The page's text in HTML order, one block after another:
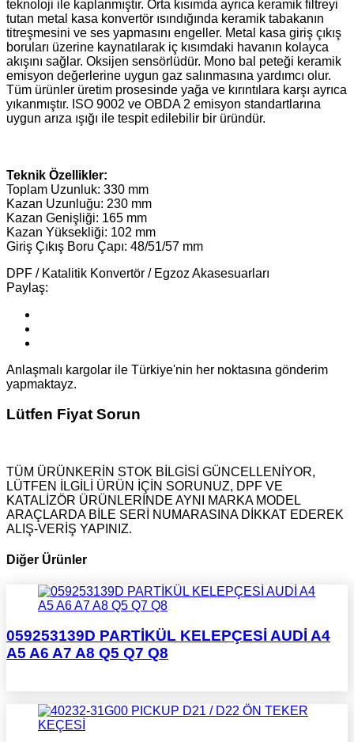
teknoloji ile kaplanmıştır. Orta kısımda ayrıca keramik filtreyi
tutan metal kasa konvertör ısındığında keramik tabakanın
titreşmesini ve ses yapmasını engeller. Metal kasa giriş çıkış
boruları üzerine kaynatılarak iç kısımdaki havanın kolayca
akışını sağlar. Oksijen sensörlüdür. Mono bal peteği keramik
emisyon değerlerine uygun gaz salınmasına yardımcı olur.
Tüm ürünler üretim prosesinde yağa ve kırıntılara karşı ayrıca
yıkanmıştır. ISO 9002 ve OBDA 2 emisyon standartlarına
uygun arıza ışığı ile tespit edilebilir bir üründür.
Teknik Özellikler:
Toplam Uzunluk: 330 mm
Kazan Uzunluğu: 230 mm
Kazan Genişliği: 165 mm
Kazan Yüksekliği: 102 mm
Giriş Çıkış Boru Çapı: 48/51/57 mm
DPF / Katalitik Konvertör / Egzoz Akasesuarları
Paylaş:
Anlaşmalı kargolar ile Türkiye'nin her noktasına gönderim
yapmaktayz.
Lütfen Fiyat Sorun
TÜM ÜRÜNKERİN STOK BİLGİSİ GÜNCELLENİYOR,
LÜTFEN İLGİLİ ÜRÜN İÇİN SORUNUZ, DPF VE
KATALİZÖR ÜRÜNLERİNDE AYNI MARKA MODEL
ARAÇLARDA BİLE SERİ NUMARASINA DİKKAT EDEREK
ALIŞ-VERİŞ YAPINIZ.
Diğer Ürünler
059253139D PARTİKÜL KELEPÇESİ AUDİ A4
A5 A6 A7 A8 Q5 Q7 Q8